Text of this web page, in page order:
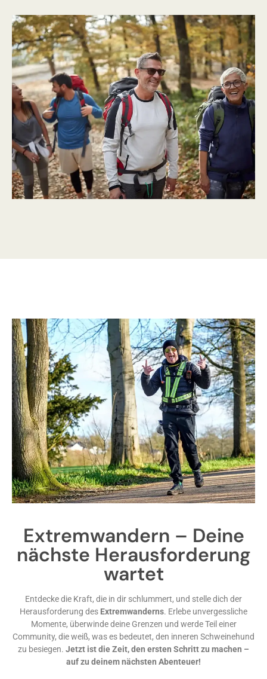
Extremwandern – Deine
nächste Herausforderung
wartet
Entdecke die Kraft, die in dir schlummert, und stelle dich der
Herausforderung des Extremwanderns. Erlebe unvergessliche
Momente, überwinde deine Grenzen und werde Teil einer
Community, die weiß, was es bedeutet, den inneren Schweinehund
zu besiegen. Jetzt ist die Zeit, den ersten Schritt zu machen –
auf zu deinem nächsten Abenteuer!